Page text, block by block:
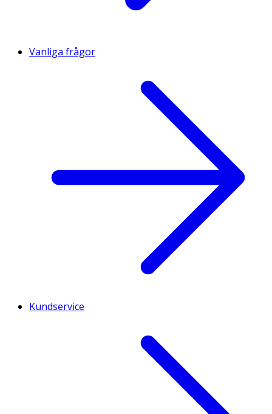
Vanliga frågor
Kundservice